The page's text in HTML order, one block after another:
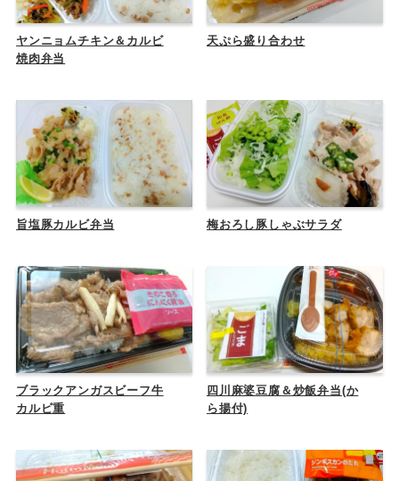
ヤンニョムチキン＆カルビ
焼肉弁当
天ぷら盛り合わせ
旨塩豚カルビ弁当 梅おろし豚しゃぶサラダ
ブラックアンガスビーフ牛
カルビ重
四川麻婆豆腐＆炒飯弁当(か
ら揚付)